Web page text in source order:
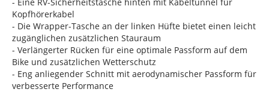
Kopfhörerkabel
- Die Wrapper-Tasche an der linken Hüfte bietet einen leicht
zugänglichen zusätzlichen Stauraum
- Verlängerter Rücken für eine optimale Passform auf dem
Bike und zusätzlichen Wetterschutz
- Eng anliegender Schnitt mit aerodynamischer Passform für
verbesserte Performance